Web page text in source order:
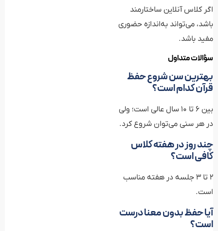
سؤالات متداول
بهترین سن شروع حفظ
قرآن کدام است؟
بین ۶ تا ۱۰ سال عالی است؛ ولی
در هر سنی می‌توان شروع کرد.
کافی است؟
است.
است؟
است.